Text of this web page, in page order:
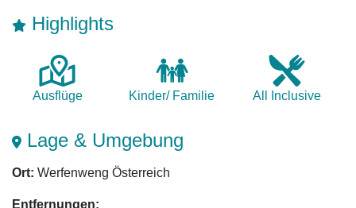
Highlights
Ausflüge Kinder/ Familie All Inclusive
Lage & Umgebung
Ort: Werfenweng Österreich
Entfernungen: